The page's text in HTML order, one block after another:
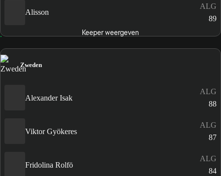
Alisson
ALG
89
Keeper weergeven
Zweden
Alexander Isak
ALG
88
Viktor Gyökeres
ALG
87
Fridolina Rolfö
ALG
84